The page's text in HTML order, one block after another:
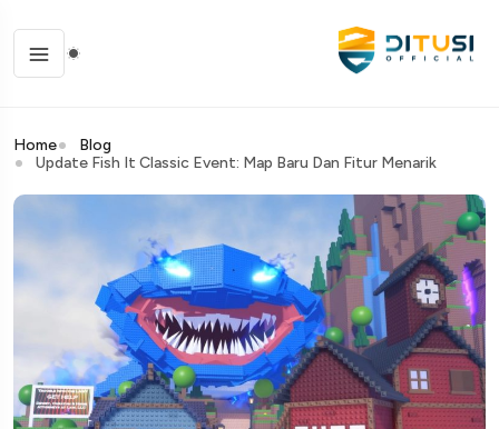
Home
Blog
Update Fish It Classic Event: Map Baru Dan Fitur Menarik